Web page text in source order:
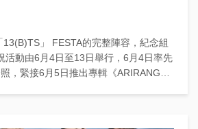
」 FESTA的完整陣容，紀念組
，緊接6月5日推出專輯《ARIRANG》